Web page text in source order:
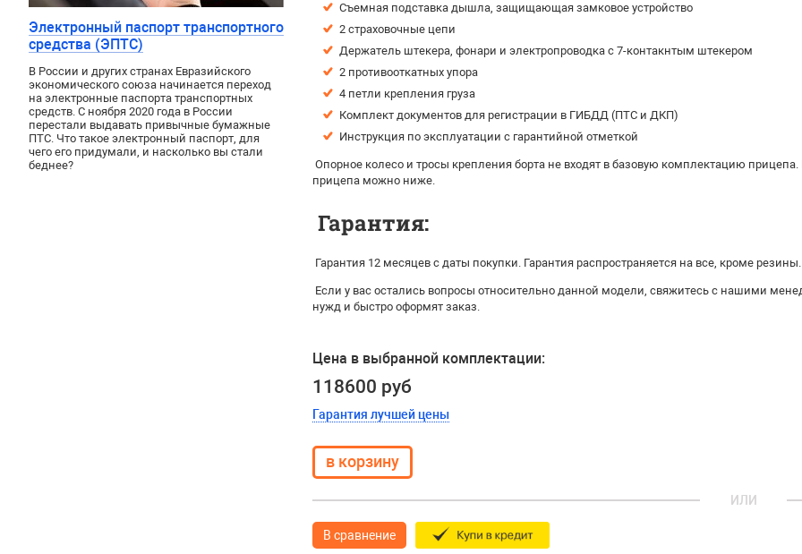
Съемная подставка дышла, защищающая замковое устройство
2 страховочные цепи
Держатель штекера, фонари и электропроводка с 7-контакнтым штекером
2 противооткатных упора
4 петли крепления груза
Комплект документов для регистрации в ГИБДД (ПТС и ДКП)
Инструкция по эксплуатации с гарантийной отметкой
Опорное колесо и тросы крепления борта не входят в базовую комплектацию
прицепа можно ниже.
Гарантия:
Гарантия 12 месяцев с даты покупки. Гарантия распространяется на все, кроме резины.
Если у вас остались вопросы относительно данной модели, свяжитесь с нашими
нужд и быстро оформят заказ.
Цена в выбранной комплектации:
118600 руб
Гарантия лучшей цены
ИЛИ
В сравнение
Электронный паспорт транспортного
средства (ЭПТС)
В России и других странах Евразийского
экономического союза начинается переход
на электронные паспорта транспортных
средств. С ноября 2020 года в России
перестали выдавать привычные бумажные
ПТС. Что такое электронный паспорт, для
чего его придумали, и насколько вы стали
беднее?